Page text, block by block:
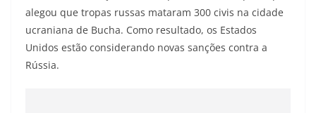
alegou que tropas russas mataram 300 civis na cidade
ucraniana de Bucha. Como resultado, os Estados
Unidos estão considerando novas sanções contra a
Rússia.